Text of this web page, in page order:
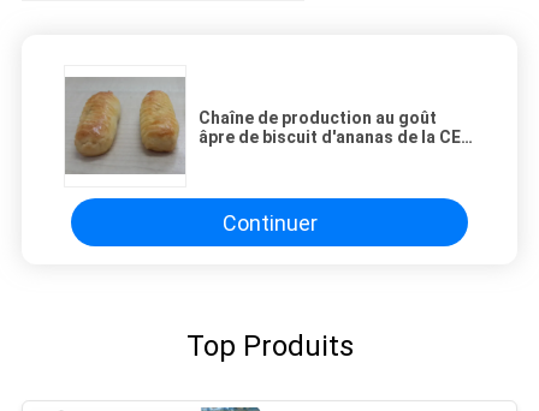
Chaîne de production au goût
âpre de biscuit d'ananas de la CE
Continuer
Top Produits